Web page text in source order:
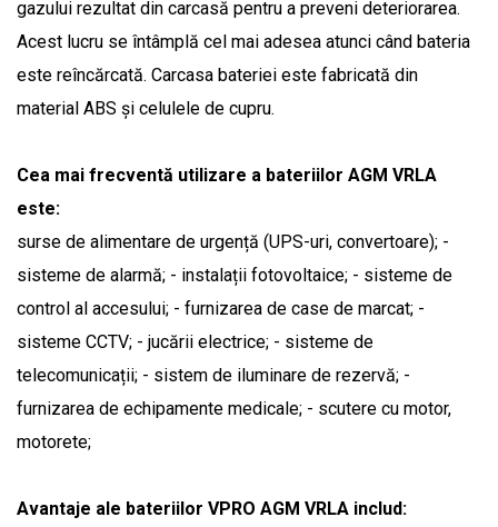
gazului rezultat din carcasă pentru a preveni deteriorarea.
Acest lucru se întâmplă cel mai adesea atunci când bateria
este reîncărcată. Carcasa bateriei este fabricată din
material ABS și celulele de cupru.
Cea mai frecventă utilizare a bateriilor AGM VRLA
este:
surse de alimentare de urgență (UPS-uri, convertoare); -
sisteme de alarmă; - instalații fotovoltaice; - sisteme de
control al accesului; - furnizarea de case de marcat; -
sisteme CCTV; - jucării electrice; - sisteme de
telecomunicații; - sistem de iluminare de rezervă; -
furnizarea de echipamente medicale; - scutere cu motor,
motorete;
Avantaje ale bateriilor VPRO AGM VRLA includ: